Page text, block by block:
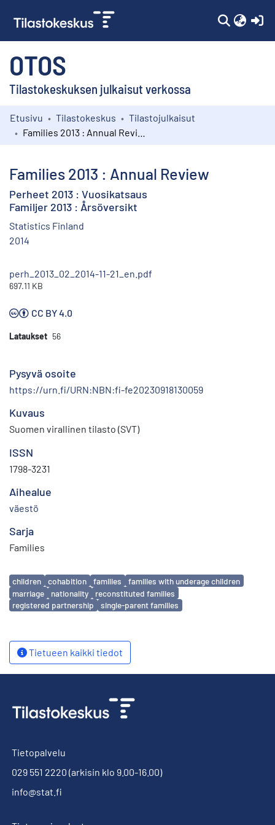
OTOS
Tilastokeskuksen julkaisut verkossa
Kokoelmat
Etusivu Tilastokeskus
Tilastojulkaisut
Families 2013 : Annual Review
Perheet 2013 : Vuosikatsaus
Familjer 2013 : Årsöversikt
Statistics Finland
2014
perh_2013_02_2014-11-21_en.pdf
697.11 KB
CC BY 4.0
Lataukset 56
Pysyvä osoite
https://urn.fi/URN:NBN:fi-fe20230918130059
Kuvaus
Suomen virallinen tilasto (SVT)
ISSN
1798-3231
Aihealue
väestö
Sarja
Families
Avainsanat
children cohabition families
families with underage children
marriage
nationality
reconstituted families
registered partnership
single-parent families
Tietueen kaikki tiedot
Tietopalvelu
029 551 2220 (arkisin klo 9.00-16.00)
info@stat.fi